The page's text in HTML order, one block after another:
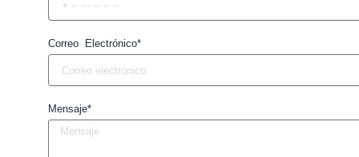
Correo Electrónico*
Mensaje*